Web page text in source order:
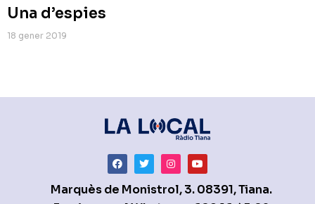
Una d’espies
18 gener 2019
Marquès de Monistrol, 3. 08391, Tiana.